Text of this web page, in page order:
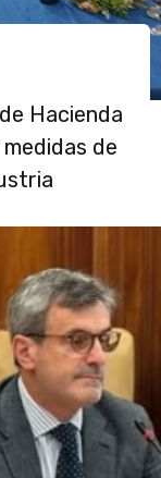
Hacienda
de